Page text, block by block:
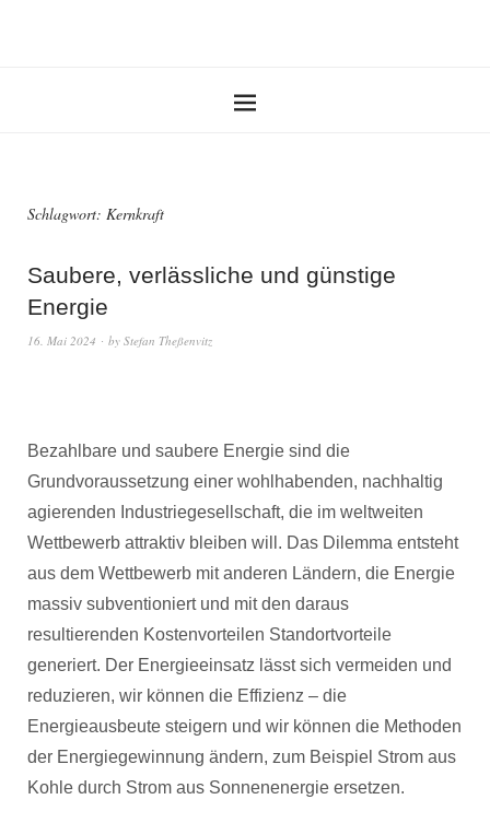
Schlagwort: Kernkraft
Saubere, verlässliche und günstige
Energie
16. Mai 2024 by Stefan Theßenvitz
Bezahlbare und saubere Energie sind die
Grundvoraussetzung einer wohlhabenden, nachhaltig
agierenden Industriegesellschaft, die im weltweiten
Wettbewerb attraktiv bleiben will. Das Dilemma entsteht
aus dem Wettbewerb mit anderen Ländern, die Energie
massiv subventioniert und mit den daraus
resultierenden Kostenvorteilen Standortvorteile
generiert. Der Energieeinsatz lässt sich vermeiden und
reduzieren, wir können die Effizienz – die
Energieausbeute steigern und wir können die Methoden
der Energiegewinnung ändern, zum Beispiel Strom aus
Kohle durch Strom aus Sonnenenergie ersetzen.